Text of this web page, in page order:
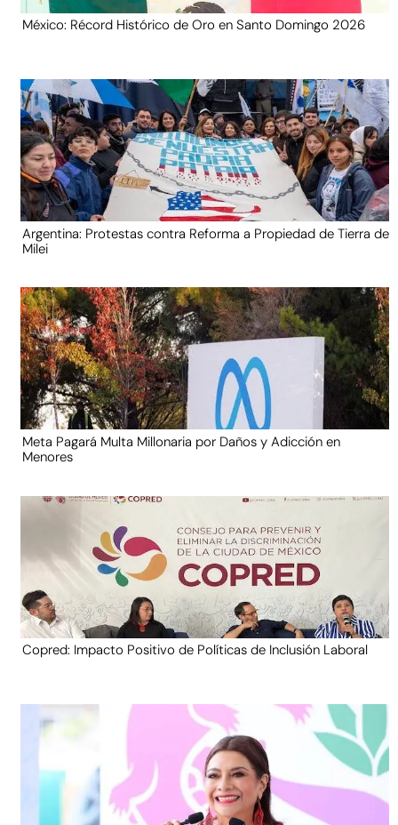
México: Récord Histórico de Oro en Santo Domingo 2026
Argentina: Protestas contra Reforma a Propiedad de Tierra de
Milei
Meta Pagará Multa Millonaria por Daños y Adicción en
Menores
Copred: Impacto Positivo de Políticas de Inclusión Laboral